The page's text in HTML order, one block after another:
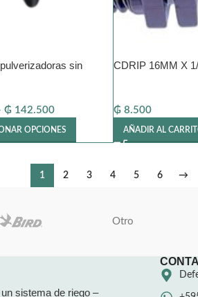
sin
₲142.500
OPCIONES
CDRIP 16MM X
₲8.500
AÑADIR AL
1 2 3 4 5 6 →
Otro
sistema de riego –